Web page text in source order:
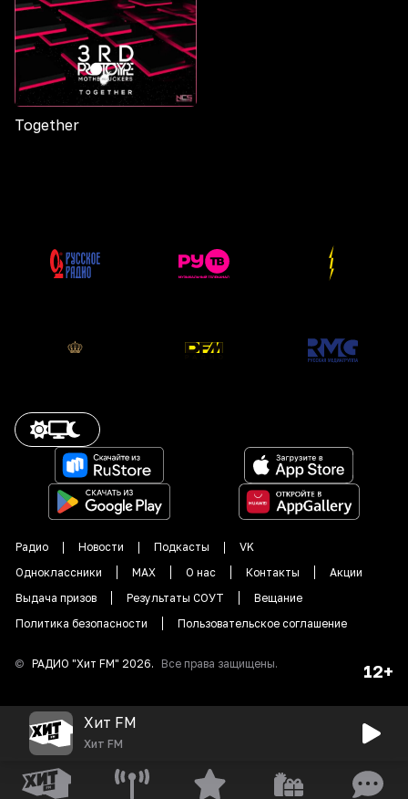
Together
Радио Новости Подкасты
VK
Одноклассники
MAX О нас Контакты
Акции
Выдача призов
Результаты СОУТ
Вещание
Политика безопасности
Пользовательское соглашение
© РАДИО "Хит FM" 2026. Все права защищены. 12+
Хит FM
Хит FM